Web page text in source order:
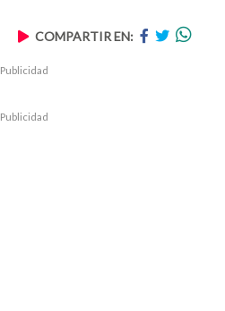
COMPARTIR EN:
Publicidad
Publicidad